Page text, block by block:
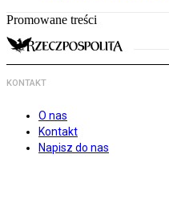
Promowane treści
KONTAKT
O nas
Kontakt
Napisz do nas